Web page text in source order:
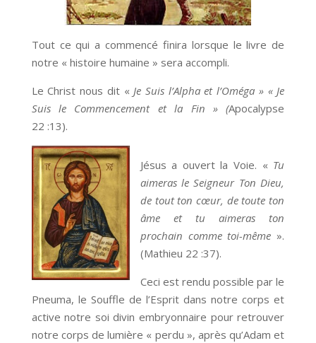
Tout ce qui a commencé finira lorsque le livre de
notre « histoire humaine » sera accompli.
Le Christ nous dit «Je Suis l’Alpha et l’Oméga » « Je
Suis le Commencement et la Fin »(Apocalypse
22 :13).
Jésus a ouvert la Voie. « Tu
aimeras le Seigneur Ton Dieu,
de tout ton cœur, de toute ton
âme et tu aimeras ton
prochain comme toi-même ».
(Mathieu 22 :37).
Ceci est rendu possible par le
Pneuma, le Souffle de l’Esprit dans notre corps et
active notre soi divin embryonnaire pour retrouver
notre corps de lumière « perdu », après qu’Adam et